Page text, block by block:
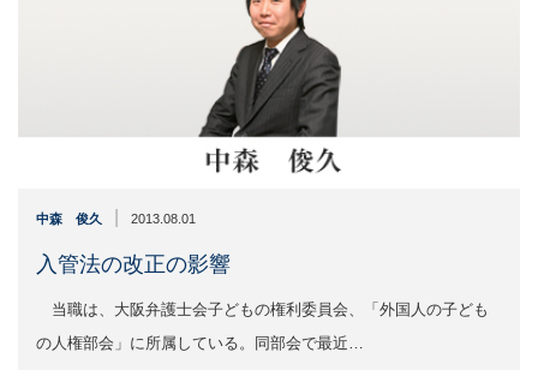
中森 俊久 2013.08.01
入管法の改正の影響
当職は、大阪弁護士会子どもの権利委員会、「外国人の子ども
の人権部会」に所属している。同部会で最近…